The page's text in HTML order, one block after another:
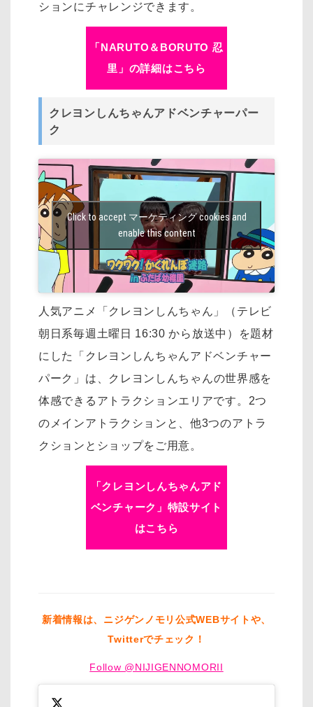
ションにチャレンジできます。
「NARUTO＆BORUTO 忍
里」の詳細はこちら
クレヨンしんちゃんアドベンチャーパー
ク
Click to accept マーケティング cookies and
enable this content
人気アニメ「クレヨンしんちゃん」（テレビ
朝日系毎週土曜日 16:30 から放送中）を題材
にした「クレヨンしんちゃんアドベンチャー
パーク」は、
クレヨンしんちゃんの世界感を
体感できるアトラクションエリアです。 2つ
のメインアトラクションと、他3つのアトラ
クションとショップをご用意。
「クレヨンしんちゃんアド
ベンチャーク」特設サイト
はこちら
新着情報は、ニジゲンノモリ公式WEBサイトや、
Twitterでチェック！
Follow @NIJIGENNOMORII